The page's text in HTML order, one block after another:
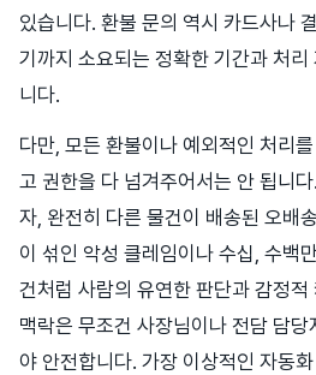
있습니다. 환불 문의 역시 카드사나
기까지 소요되는 정확한 기간과 처
니다.
다만, 모든 환불이나 예외적인 처리
고 권한을 다 넘겨주어서는 안 됩니
자, 완전히 다른 물건이 배송된 오배
이 섞인 악성 클레임이나 수십, 수백
건처럼 사람의 유연한 판단과 감정
맥락은 무조건 사장님이나 전담 담
야 안전합니다. 가장 이상적인 자동